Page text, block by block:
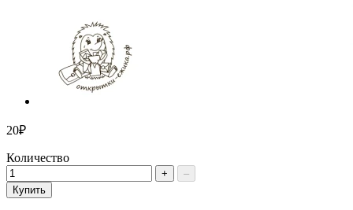
20₽
Количество
+
–
Купить